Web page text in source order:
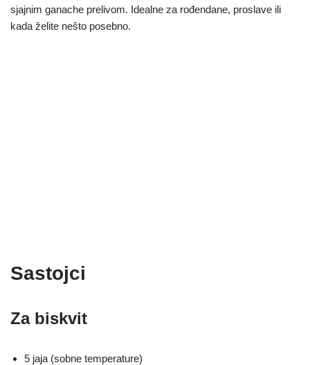
sjajnim ganache prelivom. Idealne za rođendane, proslave ili
kada želite nešto posebno.
Sastojci
Za biskvit
5 jaja (sobne temperature)